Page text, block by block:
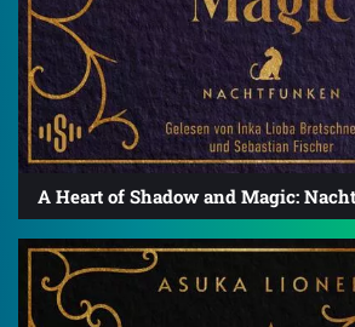
A Heart of Shadow and Magic: